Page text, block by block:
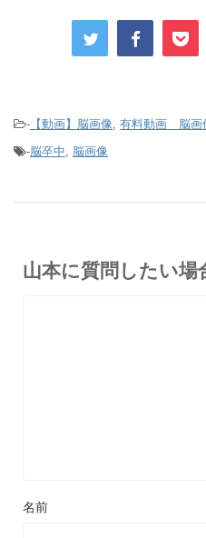
- 【動画】脳画像, 有料動画 脳画
-脳卒中, 脳画像
山本に質問したい場
名前